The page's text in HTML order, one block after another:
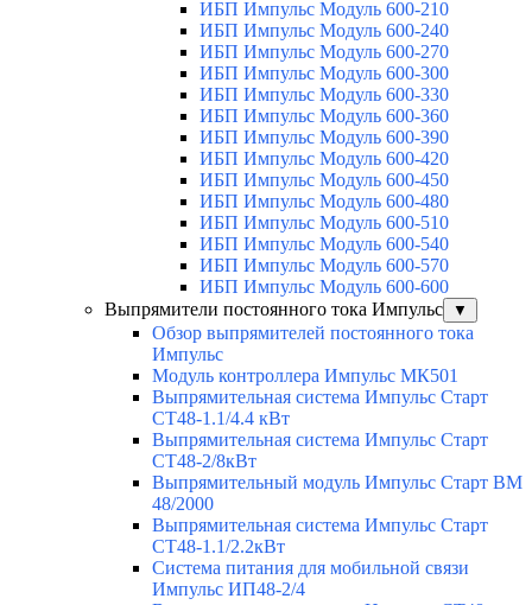
ИБП Импульс Модуль 600-210
ИБП Импульс Модуль 600-240
ИБП Импульс Модуль 600-270
ИБП Импульс Модуль 600-300
ИБП Импульс Модуль 600-330
ИБП Импульс Модуль 600-360
ИБП Импульс Модуль 600-390
ИБП Импульс Модуль 600-420
ИБП Импульс Модуль 600-450
ИБП Импульс Модуль 600-480
ИБП Импульс Модуль 600-510
ИБП Импульс Модуль 600-540
ИБП Импульс Модуль 600-570
ИБП Импульс Модуль 600-600
Выпрямители постоянного тока Импульс
▼
Обзор выпрямителей постоянного тока
Импульс
Модуль контроллера Импульс МК501
Выпрямительная система Импульс Старт
СТ48-1.1/4.4 кВт
Выпрямительная система Импульс Старт
СТ48-2/8кВт
Выпрямительный модуль Импульс Старт ВМ
48/2000
Выпрямительная система Импульс Старт
СТ48-1.1/2.2кВт
Система питания для мобильной связи
Импульс ИП48-2/4